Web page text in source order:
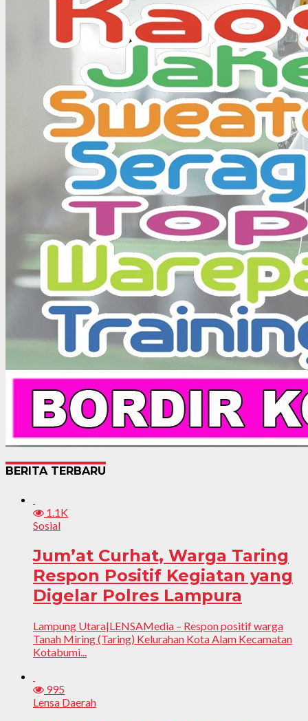
BERITA TERBARU
1.1K
Sosial
Jum’at Curhat, Warga Taring
Respon Positif Kegiatan yang
Digelar Polres Lampura
Lampung Utara|LENSAMedia – Respon positif warga
Tanah Miring (Taring) Kelurahan Kota Alam Kecamatan
Kotabumi...
995
Lensa Daerah